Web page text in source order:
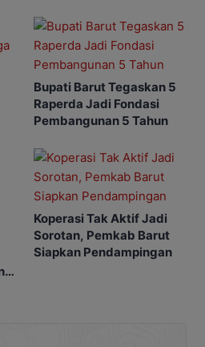
Bupati Barut Tegaskan 5
Raperda Jadi Fondasi
Pembangunan 5 Tahun
Koperasi Tak Aktif Jadi
Sorotan, Pemkab Barut
Siapkan Pendampingan